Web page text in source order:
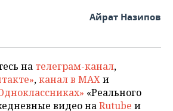
Айрат Назипов
на телеграм-канал,
,канал в MAXи
«Реального
видео наRutube и